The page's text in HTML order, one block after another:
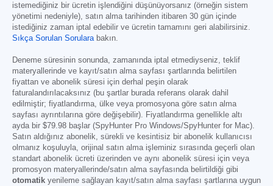
istemediğiniz bir ücretin işlendiğini düşünüyorsanız (örneğin sistem
yönetimi nedeniyle), satın alma tarihinden itibaren 30 gün içinde
istediğiniz zaman iptal edebilir ve ücretin tamamını geri alabilirsiniz.
Sıkça Sorulan Sorularabakın.
Deneme süresinin sonunda, zamanında iptal etmediyseniz, teklif
materyallerinde ve kayıt/satın alma sayfası şartlarında belirtilen
fiyattan ve abonelik süresi için derhal peşin olarak
faturalandırılacaksınız (bu şartlar burada referans olarak dahil
edilmiştir; fiyatlandırma, ülke veya promosyona göre satın alma
sayfası ayrıntılarına göre değişebilir). Fiyatlandırma genellikle altı
ayda bir $79.98 başlar (SpyHunter Pro Windows/SpyHunter for Mac).
Satın aldığınız abonelik, sürekli ve kesintisiz bir abonelik kullanıcısı
olmanız koşuluyla, orijinal satın alma işleminiz sırasında geçerli olan
standart abonelik ücreti üzerinden ve aynı abonelik süresi için veya
promosyon materyallerinde/satın alma sayfasında belirtildiği gibi
otomatik yenileme sağlayan kayıt/satın alma sayfası şartlarına uygun